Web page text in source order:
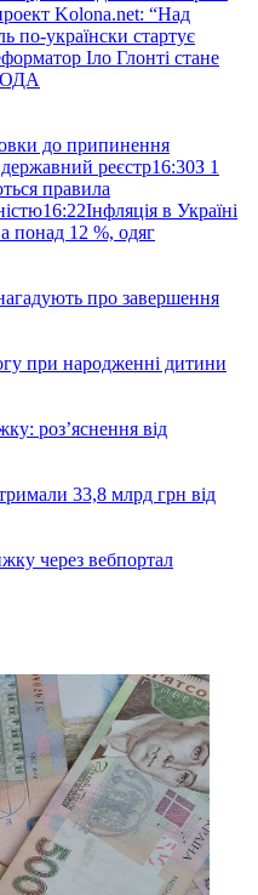
Kolona.net: “Над
по-українски стартує
Іло Глонті стане
ОДА
до припинення
реєстр16:30З 1
правила
16:22Інфляція в Україні
понад 12 %, одяг
про завершення
при народженні дитини
роз’яснення від
33,8 млрд грн від
через вебпортал